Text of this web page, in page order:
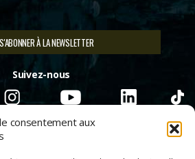
consentement aux
S'ABONNER À LA NEWSLETTER
Suivez-nous